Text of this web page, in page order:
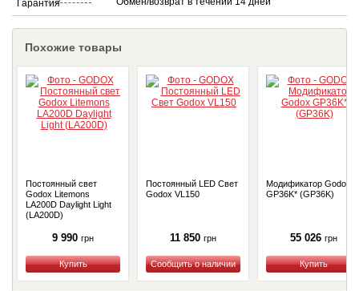
Похожие товары
Постоянный свет
Godox Litemons
LA200D Daylight Light
(LA200D)
9 990 грн
Купить
Постоянный LED Свет
Godox VL150
11 850 грн
Купить
Модификатор Godox
GP36K* (GP36K)
55 026 грн
Купить